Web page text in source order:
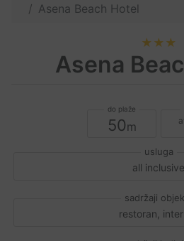
Asena Beach Hotel
★★★
Asena
50
all inclusive
restoran,